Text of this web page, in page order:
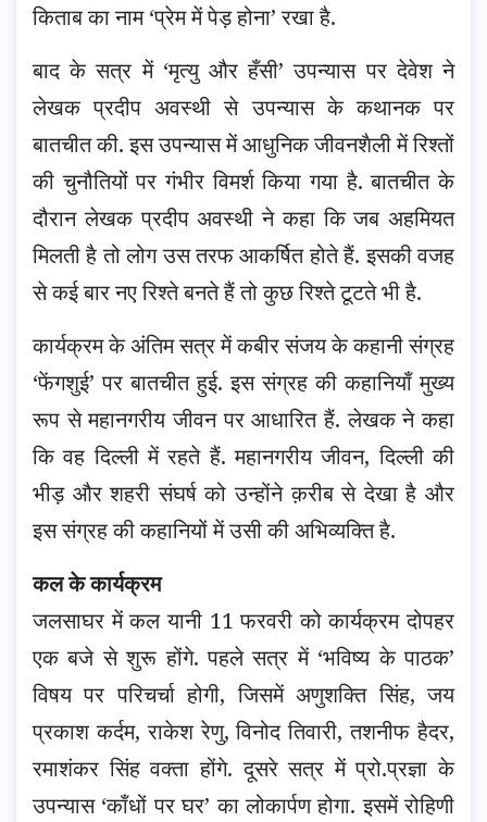
किताब का नाम ‘प्रेम में पेड़ होना’ रखा है.
बाद के सत्र में ‘मृत्यु और हँसी’ उपन्यास पर देवेश ने
लेखक प्रदीप अवस्थी से उपन्यास के कथानक पर
बातचीत की. इस उपन्यास में आधुनिक जीवनशैली में रिश्तों
की चुनौतियों पर गंभीर विमर्श किया गया है. बातचीत के
दौरान लेखक प्रदीप अवस्थी ने कहा कि जब अहमियत
मिलती है तो लोग उस तरफ आकर्षित होते हैं. इसकी वजह
से कई बार नए रिश्ते बनते हैं तो कुछ रिश्ते टूटते भी है.
कार्यक्रम के अंतिम सत्र में कबीर संजय के कहानी संग्रह
‘फेंगशुई’ पर बातचीत हुई. इस संग्रह की कहानियाँ मुख्य
रूप से महानगरीय जीवन पर आधारित हैं. लेखक ने कहा
कि वह दिल्ली में रहते हैं. महानगरीय जीवन, दिल्ली की
भीड़ और शहरी संघर्ष को उन्होंने क़रीब से देखा है और
इस संग्रह की कहानियों में उसी की अभिव्यक्ति है.
कल के कार्यक्रम
जलसाघर में कल यानी 11 फरवरी को कार्यक्रम दोपहर
एक बजे से शुरू होंगे. पहले सत्र में ‘भविष्य के पाठक’
विषय पर परिचर्चा होगी, जिसमें अणुशक्ति सिंह, जय
प्रकाश कर्दम, राकेश रेणु, विनोद तिवारी, तशनीफ हैदर,
रमाशंकर सिंह वक्ता होंगे. दूसरे सत्र में प्रो.प्रज्ञा के
उपन्यास ‘काँधों पर घर’ का लोकार्पण होगा. इसमें रोहिणी